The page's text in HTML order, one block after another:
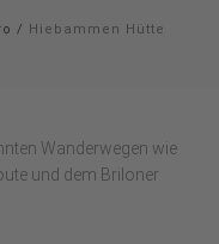
/ Hiebammen Hütte
Wanderwegen wie
und dem Briloner